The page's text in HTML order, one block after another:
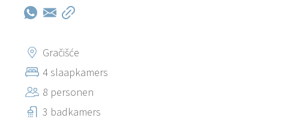
Gračišće
4 slaapkamers
8 personen
3 badkamers